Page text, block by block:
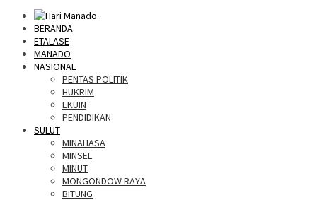
BERANDA
ETALASE
MANADO
NASIONAL
PENTAS POLITIK
HUKRIM
EKUIN
PENDIDIKAN
SULUT
MINAHASA
MINSEL
MINUT
MONGONDOW RAYA
BITUNG